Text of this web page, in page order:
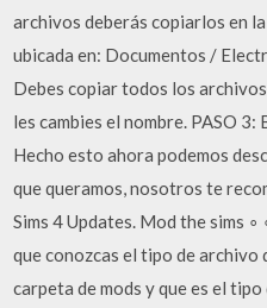
archivos deberás copiarlos en
ubicada en: Documentos /
Debes copiar todos los
les cambies el nombre. PASO 3:
Hecho esto ahora podemos
que queramos, nosotros te
Sims 4 Updates. Mod the sims
que conozcas el tipo de archivo
carpeta de mods y que es el